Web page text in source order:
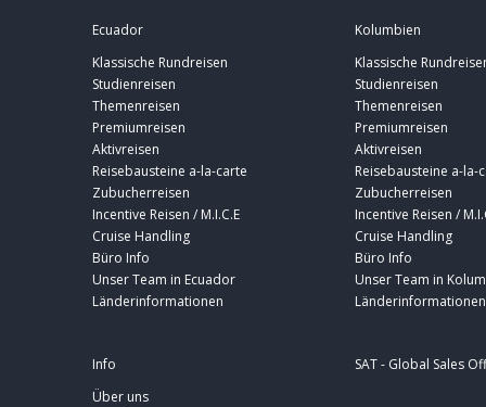
Ecuador
Klassische Rundreisen
Studienreisen
Themenreisen
Premiumreisen
Aktivreisen
Reisebausteine a-la-carte
Zubucherreisen
Incentive Reisen / M.I.C.E
Cruise Handling
Büro Info
Unser Team in Ecuador
Länderinformationen
Kolumbien
Klassische
Studienreisen
Themenreisen
Premiumreisen
Aktivreisen
Reisebausteine a-la-
Zubucherreisen
Incentive Reisen /
Cruise Handling
Büro Info
Unser Team in
Länderinformationen
Info
Über uns
SAT - Global Sales